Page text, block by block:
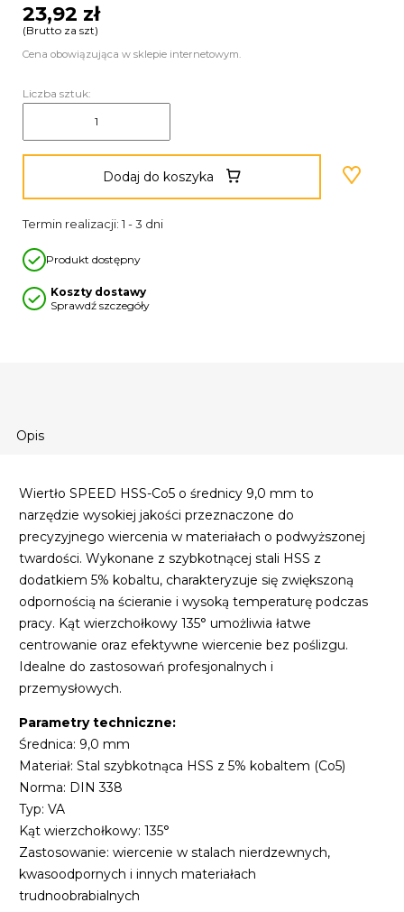
Opis
Wiertło SPEED HSS-Co5 o średnicy 9,0 mm to
narzędzie wysokiej jakości przeznaczone do
precyzyjnego wiercenia w materiałach o podwyższonej
twardości. Wykonane z szybkotnącej stali HSS z
dodatkiem 5% kobaltu, charakteryzuje się zwiększoną
odpornością na ścieranie i wysoką temperaturę podczas
pracy. Kąt wierzchołkowy 135° umożliwia łatwe
centrowanie oraz efektywne wiercenie bez poślizgu.
Idealne do zastosowań profesjonalnych i
przemysłowych.
Parametry techniczne:
Średnica: 9,0 mm
Materiał: Stal szybkotnąca HSS z 5% kobaltem (Co5)
Norma: DIN 338
Typ: VA
Kąt wierzchołkowy: 135°
Zastosowanie: wiercenie w stalach nierdzewnych,
kwasoodpornych i innych materiałach
trudnoobrabialnych
23,92 zł
(Brutto za szt)
Cena obowiązująca w sklepie internetowym.
Liczba sztuk:
Dodaj do koszyka
Termin realizacji: 1 - 3 dni
Produkt dostępny
Koszty dostawy
Sprawdź szczegóły